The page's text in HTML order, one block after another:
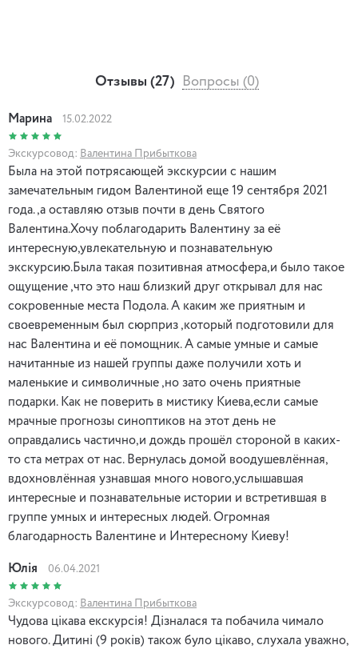
Отзывы (27) Вопросы (0)
Марина 15.02.2022
Экскурсовод: Валентина Прибыткова
Была на этой потрясающей экскурсии с нашим
замечательным гидом Валентиной еще 19 сентября 2021
года.,а оставляю отзыв почти в день Святого
Валентина.Хочу поблагодарить Валентину за её
интересную,увлекательную и познавательную
экскурсию.Была такая позитивная атмосфера,и было такое
ощущение ,что это наш близкий друг открывал для нас
сокровенные места Подола. А каким же приятным и
своевременным был сюрприз ,который подготовили для
нас Валентина и её помощник. А самые умные и самые
начитанные из нашей группы даже получили хоть и
маленькие и символичные ,но зато очень приятные
подарки. Как не поверить в мистику Киева,если самые
мрачные прогнозы синоптиков на этот день не
оправдались частично,и дождь прошёл стороной в каких-
то ста метрах от нас. Вернулась домой воодушевлённая,
вдохновлённая узнавшая много нового,услышавшая
интересные и познавательные истории и встретившая в
группе умных и интересных людей. Огромная
благодарность Валентине и Интересному Киеву!
Юлія 06.04.2021
Экскурсовод: Валентина Прибыткова
Чудова цікава екскурсія! Дізналася та побачила чимало
нового. Дитині (9 років) також було цікаво, слухала уважно,